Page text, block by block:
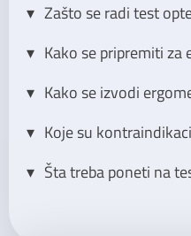
Zašto se radi test
Kako se pripremiti za
Kako se izvodi
Koje su
Šta treba poneti na